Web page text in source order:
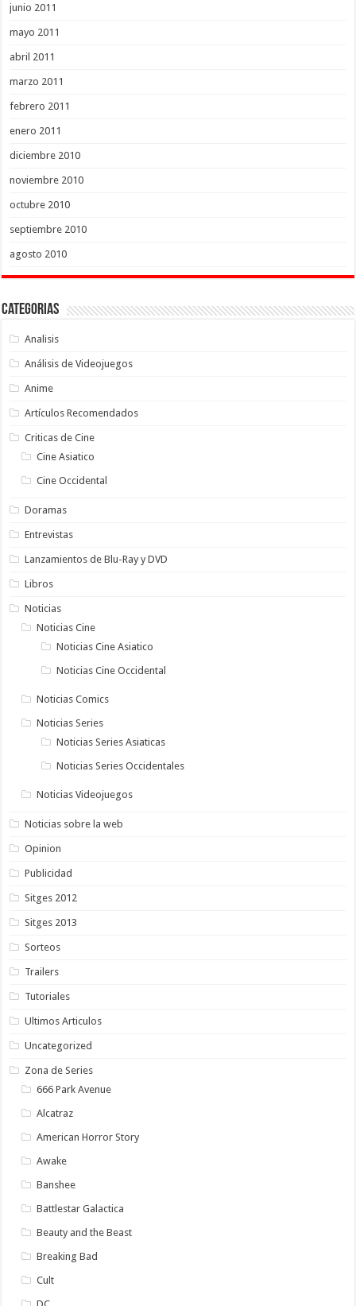
junio 2011
mayo 2011
abril 2011
marzo 2011
febrero 2011
enero 2011
diciembre 2010
noviembre 2010
octubre 2010
septiembre 2010
agosto 2010
Categorias
Analisis
Análisis de Videojuegos
Anime
Artículos Recomendados
Criticas de Cine
Cine Asiatico
Cine Occidental
Doramas
Entrevistas
Lanzamientos de Blu-Ray y DVD
Libros
Noticias
Noticias Cine
Noticias Cine Asiatico
Noticias Cine Occidental
Noticias Comics
Noticias Series
Noticias Series Asiaticas
Noticias Series Occidentales
Noticias Videojuegos
Noticias sobre la web
Opinion
Publicidad
Sitges 2012
Sitges 2013
Sorteos
Trailers
Tutoriales
Ultimos Articulos
Uncategorized
Zona de Series
666 Park Avenue
Alcatraz
American Horror Story
Awake
Banshee
Battlestar Galactica
Beauty and the Beast
Breaking Bad
Cult